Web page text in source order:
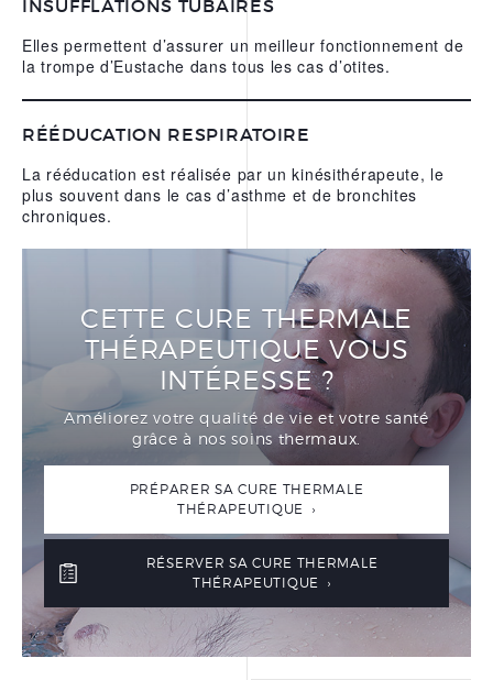
INSUFFLATIONS TUBAIRES
Elles permettent d’assurer un meilleur fonctionnement de
la trompe d’Eustache dans tous les cas d’otites.
RÉÉDUCATION RESPIRATOIRE
La rééducation est réalisée par un kinésithérapeute, le
plus souvent dans le cas d’asthme et de bronchites
chroniques.
CETTE CURE THERMALE
THÉRAPEUTIQUE VOUS
INTÉRESSE ?
Améliorez votre qualité de vie et votre santé
grâce à nos soins thermaux.
PRÉPARER SA CURE THERMALE
THÉRAPEUTIQUE ›
RÉSERVER SA CURE THERMALE
THÉRAPEUTIQUE ›